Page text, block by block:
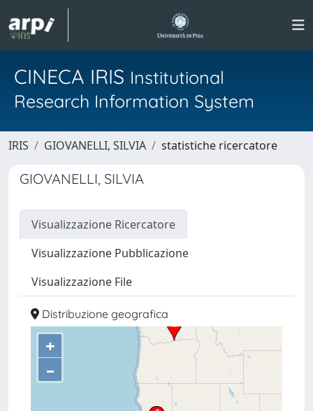
CINECA IRIS Institutional
Research Information System
IRIS GIOVANELLI, SILVIA statistiche ricercatore
GIOVANELLI, SILVIA
Visualizzazione Ricercatore
Visualizzazione Pubblicazione
Visualizzazione File
Distribuzione geografica
+
–